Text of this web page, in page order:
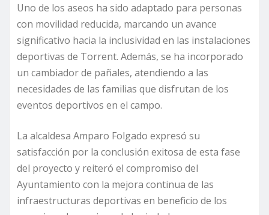
Uno de los aseos ha sido adaptado para personas
con movilidad reducida, marcando un avance
significativo hacia la inclusividad en las instalaciones
deportivas de Torrent. Además, se ha incorporado
un cambiador de pañales, atendiendo a las
necesidades de las familias que disfrutan de los
eventos deportivos en el campo.
La alcaldesa Amparo Folgado expresó su
satisfacción por la conclusión exitosa de esta fase
del proyecto y reiteró el compromiso del
Ayuntamiento con la mejora continua de las
infraestructuras deportivas en beneficio de los